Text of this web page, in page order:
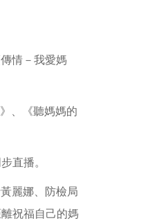
情－我愛媽
、《聽媽媽的
直播。
麗娜、防檢局
祝福自己的媽